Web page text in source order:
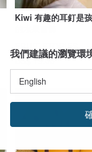
Kiwi 有趣的耳釘是
US$ 19.00
我們建議的瀏覽環